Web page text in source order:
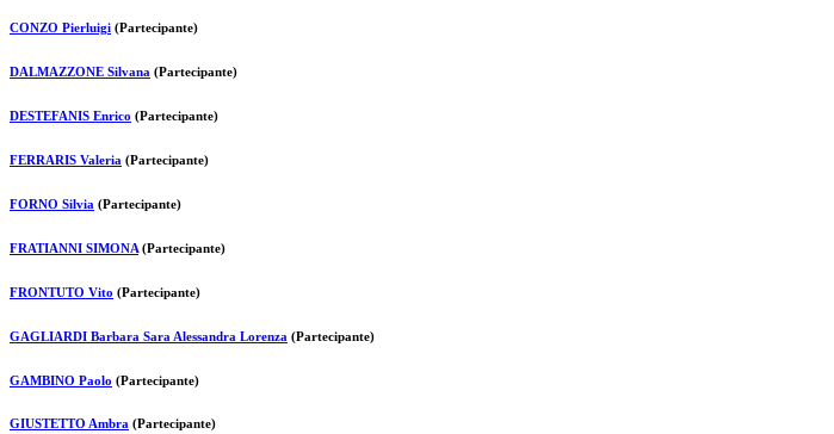
CONZO Pierluigi (Partecipante)
DALMAZZONE Silvana (Partecipante)
DESTEFANIS Enrico (Partecipante)
FERRARIS Valeria (Partecipante)
FORNO Silvia (Partecipante)
FRATIANNI SIMONA (Partecipante)
FRONTUTO Vito (Partecipante)
GAGLIARDI Barbara Sara Alessandra Lorenza (Partecipante)
GAMBINO Paolo (Partecipante)
GIUSTETTO Ambra (Partecipante)